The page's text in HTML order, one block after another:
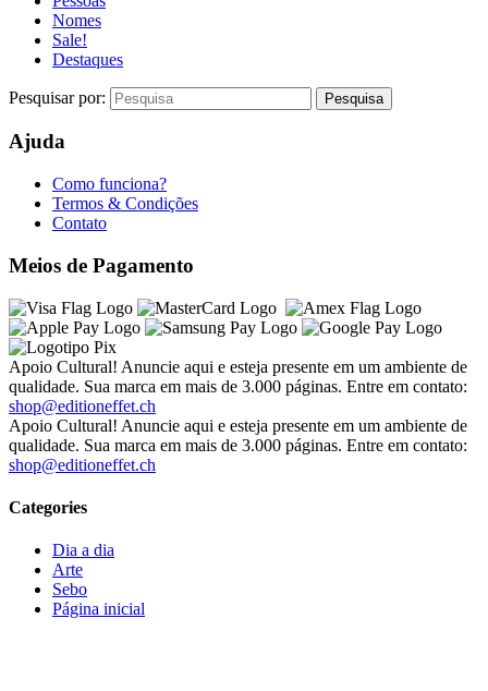
Nomes
Sale!
Destaques
Pesquisar por:
Ajuda
Como funciona?
Termos & Condições
Contato
Meios de Pagamento
Apoio Cultural! Anuncie aqui e esteja presente em um ambiente de
qualidade. Sua marca em mais de 3.000 páginas. Entre em contato:
shop@editioneffet.ch
Apoio Cultural! Anuncie aqui e esteja presente em um ambiente de
qualidade. Sua marca em mais de 3.000 páginas. Entre em contato:
shop@editioneffet.ch
Categories
Dia a dia
Arte
Sebo
Página inicial